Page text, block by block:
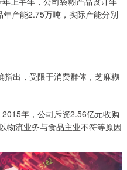
产能2.75万吨，实际产能分别
出，受限于消费群体，芝麻糊
年，公司斥资2.56亿元收购
物流业务与食品主业不符等原因